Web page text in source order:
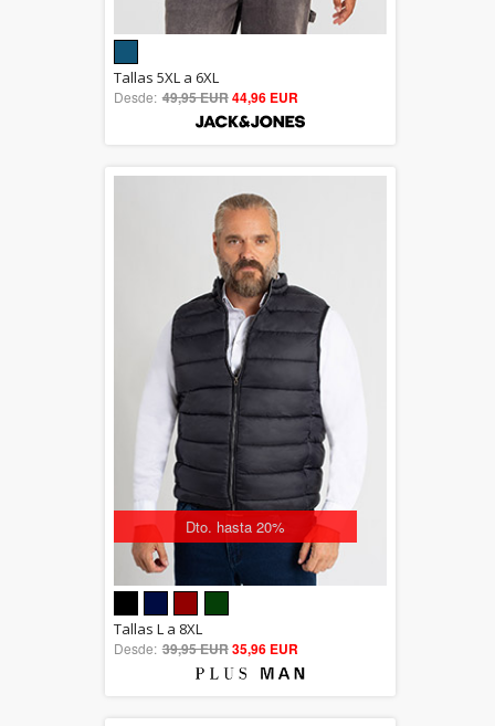
5.00
out of 5
Tallas 5XL a 6XL
Desde: 49,95 EUR44,96 EUR
Dto. hasta 20%
out of 5
Tallas L a 8XL
Desde: 39,95 EUR35,96 EUR